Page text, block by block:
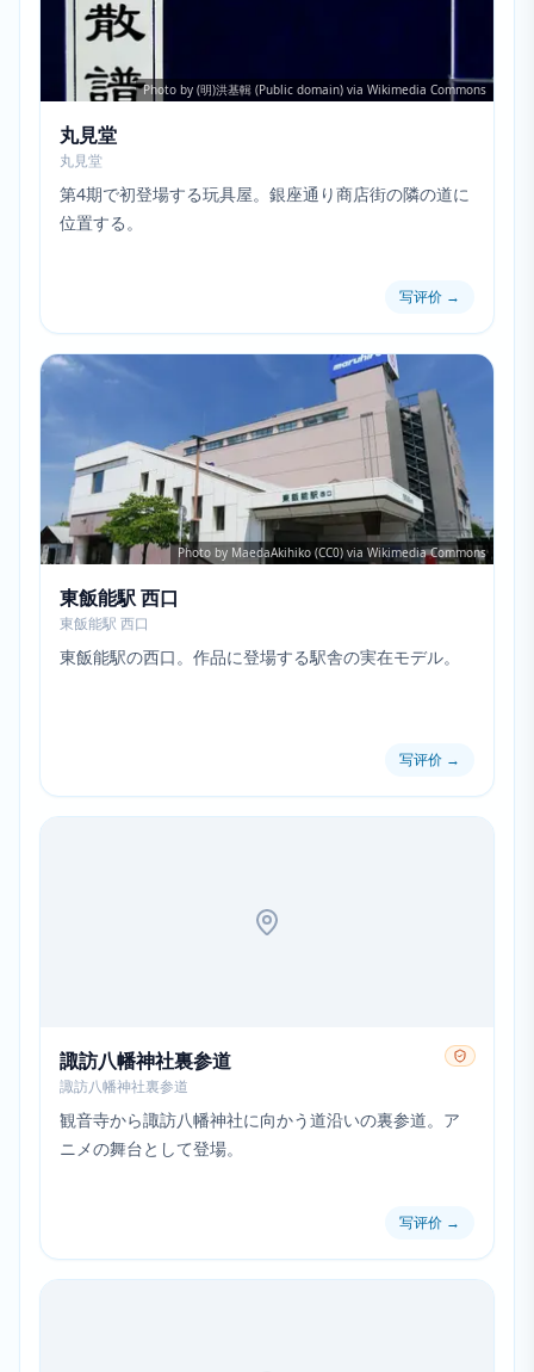
Photo by (明)洪基輯 (Public domain) via Wikimedia Commons
丸見堂
丸見堂
第4期で初登場する玩具屋。銀座通り商店街の隣の道に
位置する。
写评价 →
Photo by MaedaAkihiko (CC0) via Wikimedia Commons
東飯能駅 西口
東飯能駅 西口
東飯能駅の西口。作品に登場する駅舎の実在モデル。
写评价 →
諏訪八幡神社裏参道
諏訪八幡神社裏参道
観音寺から諏訪八幡神社に向かう道沿いの裏参道。ア
ニメの舞台として登場。
写评价 →